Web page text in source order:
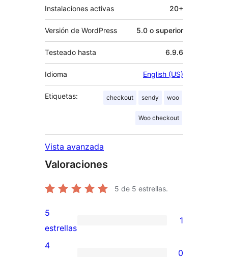
Instalaciones activas 20+
Versión de WordPress 5.0 o superior
Testeado hasta 6.9.6
Idioma English (US)
Etiquetas: checkout sendy woo
Woo checkout
Vista avanzada
Valoraciones
5 de 5 estrellas.
1
valoración
5
estrellas
1
4
0